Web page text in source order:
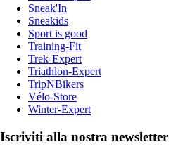
Sneak'In
Sneakids
Sport is good
Training-Fit
Trek-Expert
Triathlon-Expert
TripNBikers
Vélo-Store
Winter-Expert
Iscriviti alla nostra newsletter